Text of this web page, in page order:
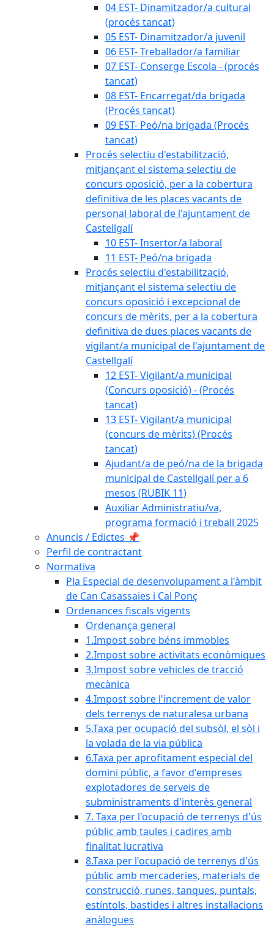
04 EST- Dinamitzador/a cultural
(procés tancat)
05 EST- Dinamitzador/a juvenil
06 EST- Treballador/a familiar
07 EST- Conserge Escola - (procés
tancat)
08 EST- Encarregat/da brigada
(Procés tancat)
09 EST- Peó/na brigada (Procés
tancat)
Procés selectiu d'estabilització,
mitjançant el sistema selectiu de
concurs oposició, per a la cobertura
definitiva de les places vacants de
personal laboral de l'ajuntament de
Castellgalí
10 EST- Insertor/a laboral
11 EST- Peó/na brigada
Procés selectiu d'estabilització,
mitjançant el sistema selectiu de
concurs oposició i excepcional de
concurs de mèrits, per a la cobertura
definitiva de dues places vacants de
vigilant/a municipal de l'ajuntament de
Castellgalí
12 EST- Vigilant/a municipal
(Concurs oposició) - (Procés
tancat)
13 EST- Vigilant/a municipal
(concurs de mèrits) (Procés
tancat)
Ajudant/a de peó/na de la brigada
municipal de Castellgalí per a 6
mesos (RUBIK 11)
Auxiliar Administratiu/va,
programa formació i treball 2025
Anuncis / Edictes 📌
Perfil de contractant
Normativa
Pla Especial de desenvolupament a l'àmbit
de Can Casassaies i Cal Ponç
Ordenances fiscals vigents
Ordenança general
1.Impost sobre béns immobles
2.Impost sobre activitats econòmiques
3.Impost sobre vehicles de tracció
mecànica
4.Impost sobre l'increment de valor
dels terrenys de naturalesa urbana
5.Taxa per ocupació del subsòl, el sòl i
la volada de la via pública
6.Taxa per aprofitament especial del
domini públic, a favor d'empreses
explotadores de serveis de
subministraments d'interès general
7. Taxa per l'ocupació de terrenys d'ús
públic amb taules i cadires amb
finalitat lucrativa
8.Taxa per l'ocupació de terrenys d'ús
públic amb mercaderies, materials de
construcció, runes, tanques, puntals,
estíntols, bastides i altres instal·lacions
anàlogues